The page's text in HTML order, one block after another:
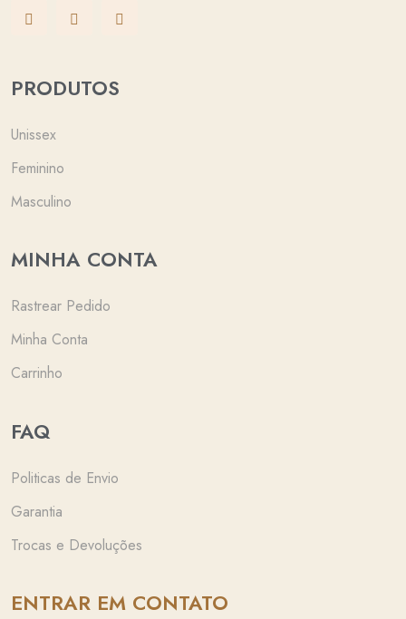
PRODUTOS
Unissex
Feminino
Masculino
MINHA CONTA
Rastrear Pedido
Minha Conta
Carrinho
FAQ
Politicas de Envio
Garantia
Trocas e Devoluções
ENTRAR EM CONTATO